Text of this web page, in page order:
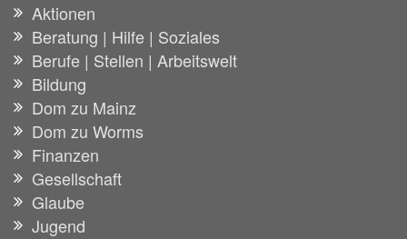
Aktionen
Beratung | Hilfe | Soziales
Berufe | Stellen | Arbeitswelt
Bildung
Dom zu Mainz
Dom zu Worms
Finanzen
Gesellschaft
Glaube
Jugend